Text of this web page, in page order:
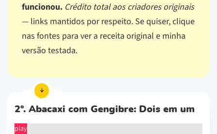
funcionou. Crédito total aos criadores originais
— links mantidos por respeito. Se quiser, clique
nas fontes para ver a receita original e minha
versão testada.
2º. Abacaxi com Gengibre: Dois em um
play